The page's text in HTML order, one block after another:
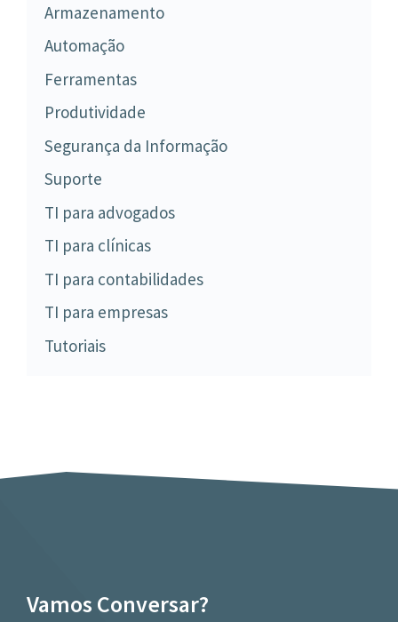
Armazenamento
Automação
Ferramentas
Produtividade
Segurança da Informação
Suporte
TI para advogados
TI para clínicas
TI para contabilidades
TI para empresas
Tutoriais
Vamos Conversar?